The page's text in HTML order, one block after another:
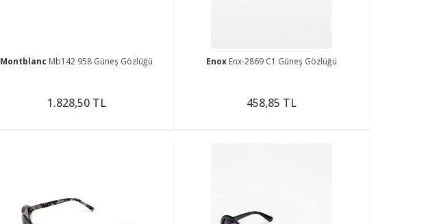
Montblanc Mb142 958 Güneş Gözlüğü
1.828,50 TL
Enox Enx-2869 C1 Güneş Gözlüğü
458,85 TL